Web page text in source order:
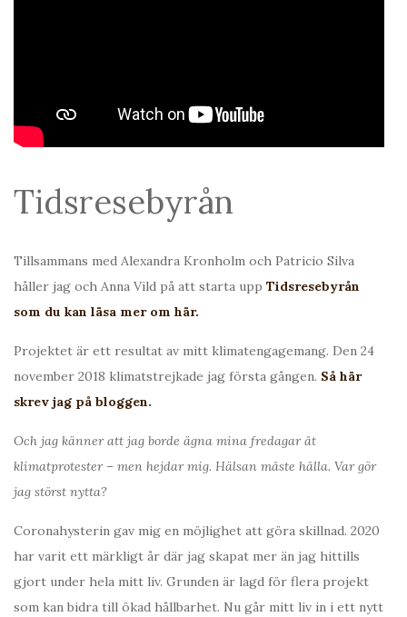
Tidsresebyrån
Tillsammans med Alexandra Kronholm och Patricio Silva
håller jag och Anna Vild på att starta upp Tidsresebyrån
som du kan läsa mer om här.
Projektet är ett resultat av mitt klimatengagemang. Den 24
november 2018 klimatstrejkade jag första gången. Så här
skrev jag på bloggen.
Och jag känner att jag borde ägna mina fredagar åt
klimatprotester – men hejdar mig. Hälsan måste hålla. Var gör
jag störst nytta?
Coronahysterin gav mig en möjlighet att göra skillnad. 2020
har varit ett märkligt år där jag skapat mer än jag hittills
gjort under hela mitt liv. Grunden är lagd för flera projekt
som kan bidra till ökad hållbarhet. Nu går mitt liv in i ett nytt